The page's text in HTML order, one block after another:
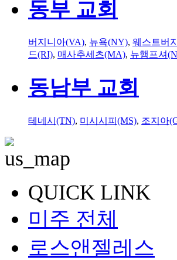
동부 교회
버지니아(VA), 뉴욕(NY), 웨스트버
드(RI), 매사추세츠(MA), 뉴햄프셔
동남부 교회
테네시(TN), 미시시피(MS), 조지아
QUICK LINK
미주 전체
로스앤젤레스